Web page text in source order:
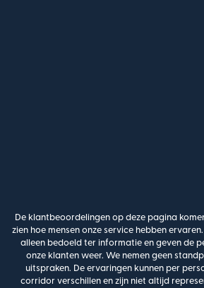
De klantbeoordelingen op deze pagina
zien hoe mensen onze service hebben
alleen bedoeld ter informatie en geven de
onze klanten weer. We nemen geen
uitspraken. De ervaringen kunnen per
corridor verschillen en zijn niet altijd